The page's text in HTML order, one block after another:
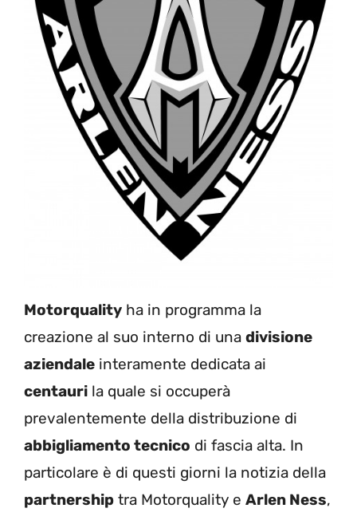
Motorquality ha in programma la
creazione al suo interno di una divisione
aziendale interamente dedicata ai
centauri la quale si occuperà
prevalentemente della distribuzione di
abbigliamento tecnico di fascia alta. In
particolare è di questi giorni la notizia della
partnership tra Motorquality e Arlen Ness,